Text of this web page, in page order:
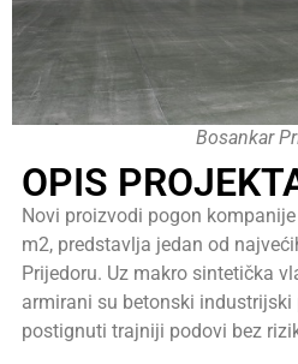
Bosankar
OPIS
Novi proizvodi pogon
m2, predstavlja jedan od
Prijedoru. Uz makro sintetička
armirani su betonski industrijski
postignuti trajniji podovi bez